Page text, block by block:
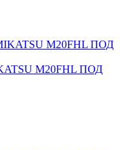
M20FHL ПОД